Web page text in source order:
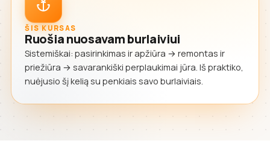
ŠIS KURSAS
Ruošia nuosavam burlaiviui
Sistemiškai: pasirinkimas ir apžiūra → remontas ir
priežiūra → savarankiški perplaukimai jūra. Iš praktiko,
nuėjusio šį kelią su penkiais savo burlaiviais.